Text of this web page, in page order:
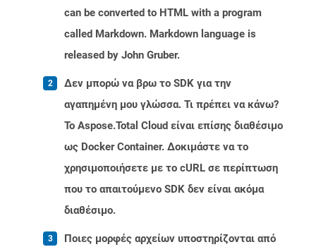
can be converted to HTML with a program
called Markdown. Markdown language is
released by John Gruber.
Δεν μπορώ να βρω το SDK για την
αγαπημένη μου γλώσσα. Τι πρέπει να κάνω?
Το Aspose.Total Cloud είναι επίσης διαθέσιμο
ως Docker Container. Δοκιμάστε να το
χρησιμοποιήσετε με το cURL σε περίπτωση
που το απαιτούμενο SDK δεν είναι ακόμα
διαθέσιμο.
Ποιες μορφές αρχείων υποστηρίζονται από